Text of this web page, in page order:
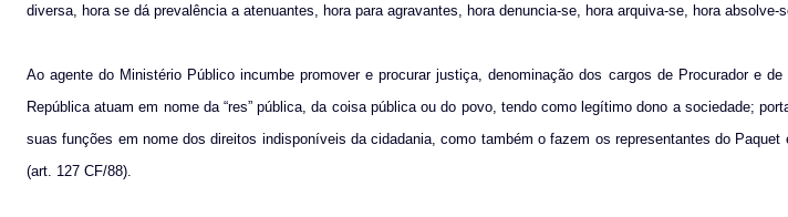
diversa, hora se dá prevalência a atenuantes, hora para agravantes, hora denuncia-se, hora arquiva-se, hora absolve-
Ao agente do Ministério Público incumbe promover e procurar justiça, denominação dos cargos de Procurador e
República atuam em nome da “res” pública, da coisa pública ou do povo, tendo como legítimo dono a sociedade;
suas funções em nome dos direitos indisponíveis da cidadania, como também o fazem os representantes do
(art. 127 CF/88).